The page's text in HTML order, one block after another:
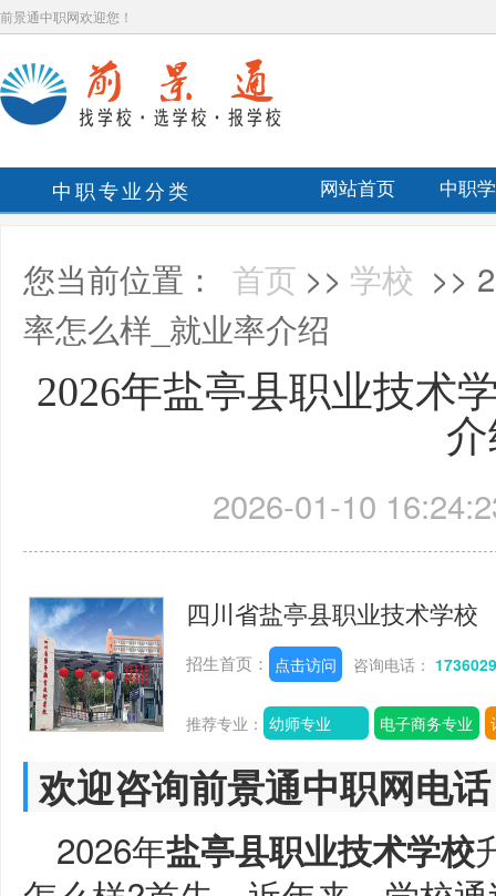
前景通中职网欢迎您！
中职专业分类 网站首页 中职
您当前位置： 首页 >> 学校 >>
率怎么样_就业率介绍
2026年盐亭县职业技术
2026-01-10
四川省盐亭县职业技术学校
招生首页： 点击访问 咨询电话：
推荐专业： 幼师专业 电子商务专业
欢迎咨询前景通中职网电
2026年盐亭县职业技术学校